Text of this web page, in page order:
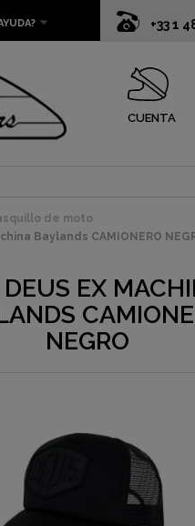
+33 1
CUENTA
de moto
Baylands CAMIONERO
EX
NEGRO